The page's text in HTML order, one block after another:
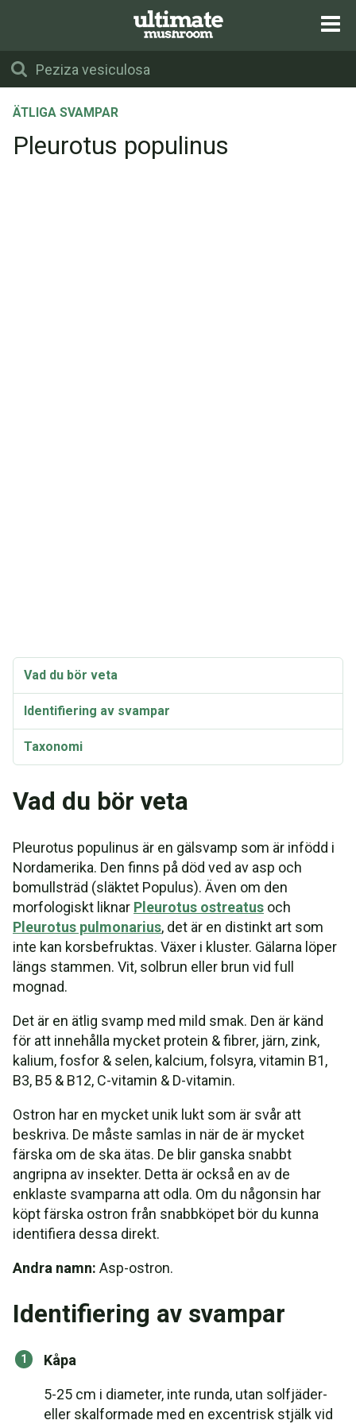
ÄTLIGA SVAMPAR
Pleurotus populinus
Vad du bör veta
Identifiering av svampar
Taxonomi
Vad du bör veta
Pleurotus populinus är en gälsvamp som är infödd i
Nordamerika. Den finns på död ved av asp och
bomullsträd (släktet Populus). Även om den
morfologiskt liknar Pleurotus ostreatus och
Pleurotus pulmonarius, det är en distinkt art som
inte kan korsbefruktas. Växer i kluster. Gälarna löper
längs stammen. Vit, solbrun eller brun vid full
mognad.
Det är en ätlig svamp med mild smak. Den är känd
för att innehålla mycket protein & fibrer, järn, zink,
kalium, fosfor & selen, kalcium, folsyra, vitamin B1,
B3, B5 & B12, C-vitamin & D-vitamin.
Ostron har en mycket unik lukt som är svår att
beskriva. De måste samlas in när de är mycket
färska om de ska ätas. De blir ganska snabbt
angripna av insekter. Detta är också en av de
enklaste svamparna att odla. Om du någonsin har
köpt färska ostron från snabbköpet bör du kunna
identifiera dessa direkt.
Andra namn: Asp-ostron.
Identifiering av svampar
Kåpa
5-25 cm i diameter, inte runda, utan solfjäder-
eller skalformade med en excentrisk stjälk vid